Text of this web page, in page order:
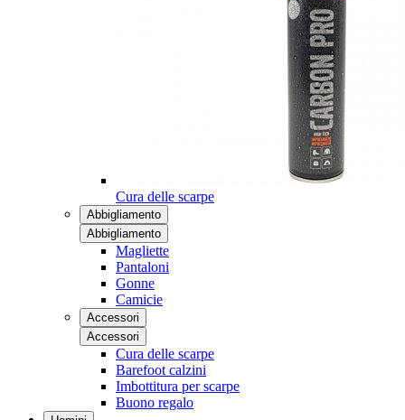
Cura delle scarpe
Abbigliamento
Abbigliamento
Magliette
Pantaloni
Gonne
Camicie
Accessori
Accessori
Cura delle scarpe
Barefoot calzini
Imbottitura per scarpe
Buono regalo